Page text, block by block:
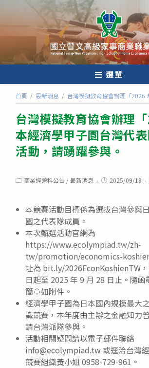
內
選單
首頁 / 最新消息 / 台灣模擬教育協會辦理「2026
台灣模擬教育協會辦理
本經濟學甲子園台灣代表
活動，請踴躍參與。
Post商業經營科公告 /最新消息
Post2025/09/18
本競賽活動目標係為選拔台灣參與
園之代表隊成員。
本次甄選活動官網為
https://www.ecolympiad.tw/zh-
tw/promotion/economics-
址為 bit.ly/2026EconKoshienTW
日起至 2025 年 9 月 28 日止。隨
簡章如附件。
經濟學甲子園為日本國內規模最大
識競賽，本年度由主辦之金融知力
請台灣派隊參與。
活動相關疑問請以電子郵件聯絡
info@ecolympiad.tw 或逕洽台灣
競賽組織黃小姐 0958-729-961。